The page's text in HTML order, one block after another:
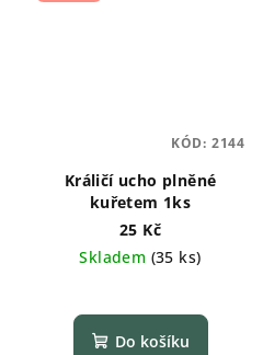
Králičí ucho plněné
kuřetem 1ks
25 Kč
Skladem (35 ks)
Do košíku
KÓD: 2144